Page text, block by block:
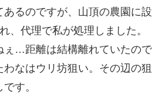
るのですが、山頂の農園に
、代理で私が処理しました。
ぇ…距離は結構離れていたの
なはウリ坊狙い。その辺の
す。